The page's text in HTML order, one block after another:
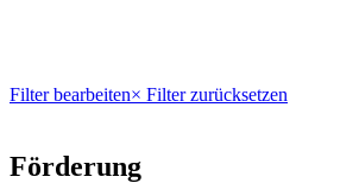
Filter bearbeiten× Filter zurücksetzen
Förderung